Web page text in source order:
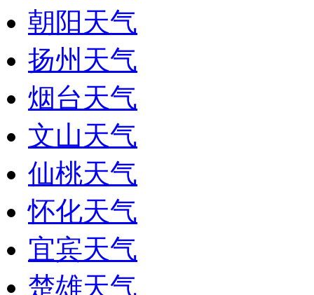
朝阳天气
扬州天气
烟台天气
文山天气
仙桃天气
怀化天气
宜宾天气
楚雄天气